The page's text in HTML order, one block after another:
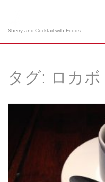
Sherry and Cocktail with Foods
タグ: ロカボ